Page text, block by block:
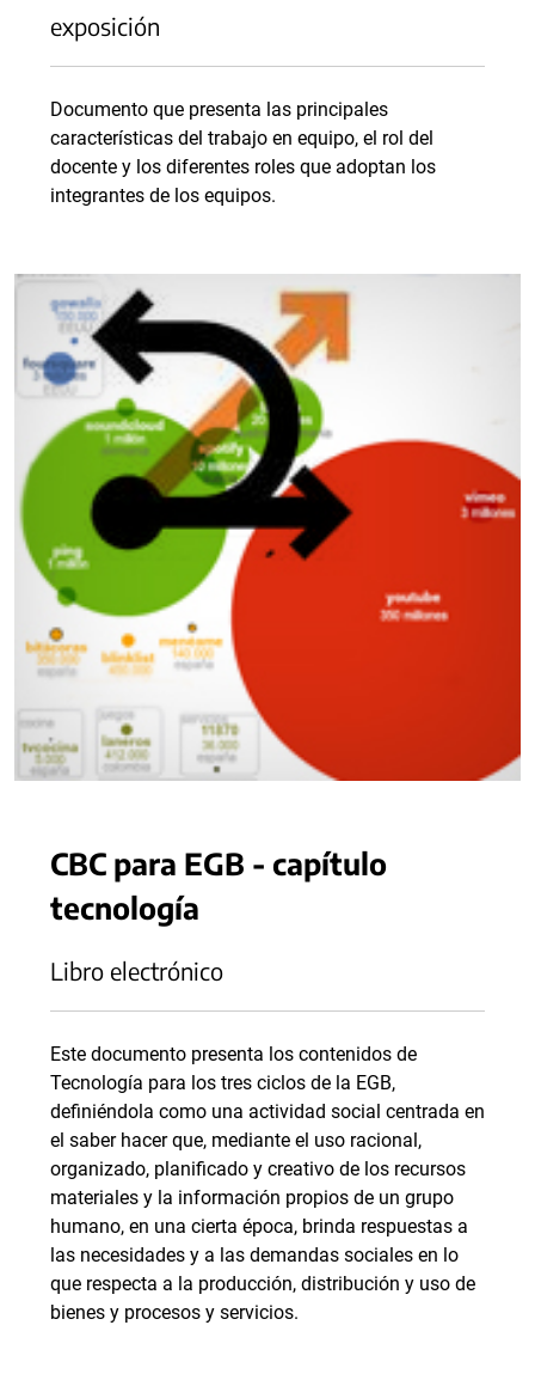
exposición
Documento que presenta las principales
características del trabajo en equipo, el rol del
docente y los diferentes roles que adoptan los
integrantes de los equipos.
CBC para EGB - capítulo
tecnología
Libro electrónico
Este documento presenta los contenidos de
Tecnología para los tres ciclos de la EGB,
definiéndola como una actividad social centrada en
el saber hacer que, mediante el uso racional,
organizado, planificado y creativo de los recursos
materiales y la información propios de un grupo
humano, en una cierta época, brinda respuestas a
las necesidades y a las demandas sociales en lo
que respecta a la producción, distribución y uso de
bienes y procesos y servicios.